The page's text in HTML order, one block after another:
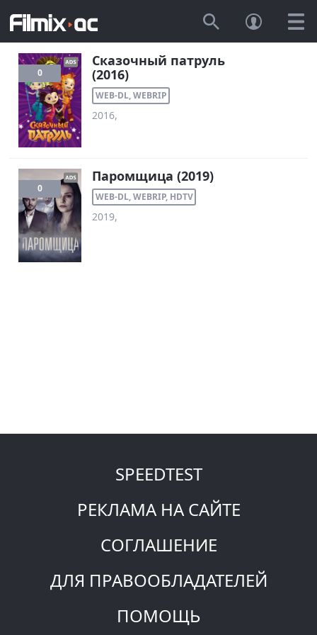
0
Сказочный патруль
(2016)
WEB-DL, WEBRIP
2016,
0
Паромщица (2019)
WEB-DL, WEBRIP, HDTV
2019,
SPEEDTEST
РЕКЛАМА НА САЙТЕ
СОГЛАШЕНИЕ
ДЛЯ ПРАВООБЛАДАТЕЛЕЙ
ПОМОЩЬ